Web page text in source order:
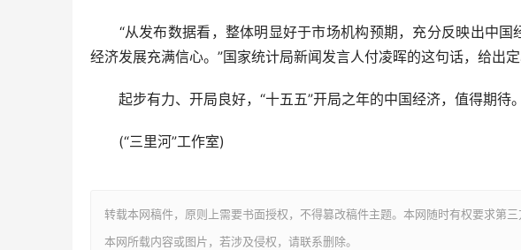
“从发布数据看，整体明显好于市场机构预期，充分反映出中国
经济发展充满信心。”国家统计局新闻发言人付凌晖的这句话，给出定
起步有力、开局良好，“十五五”开局之年的中国经济，值得期待。
(“三里河”工作室)
转载本网稿件，原则上需要书面授权，不得篡改稿件主题。本网随时有权要求第三
本网所载内容或图片，若涉及侵权，请联系删除。